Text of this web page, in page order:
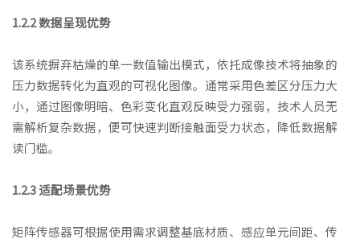
1.2.2 数据呈现优势
该系统摒弃枯燥的单一数值输出模式，依托成像技术将抽象的
压力数据转化为直观的可视化图像。通常采用色差区分压力大
小，通过图像明暗、色彩变化直观反映受力强弱，技术人员无
需解析复杂数据，便可快速判断接触面受力状态，降低数据解
读门槛。
1.2.3 适配场景优势
矩阵传感器可根据使用需求调整基底材质、感应单元间距、传